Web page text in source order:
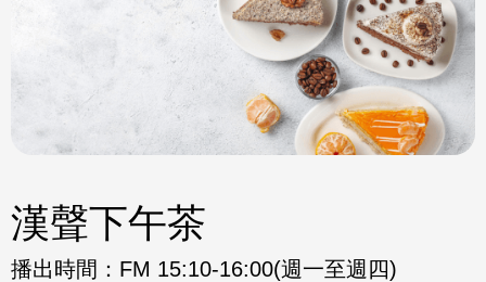
漢聲下午茶
播出時間： FM 15:10-16:00(週一至週四)